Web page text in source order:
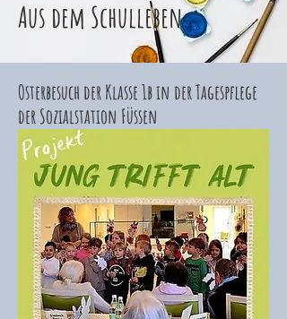
Aus dem Schulleben
Osterbesuch der Klasse 1b in der Tagespflege
der Sozialstation Füssen